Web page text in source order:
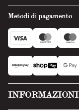
Metodi di pagamento
INFORMAZIONI